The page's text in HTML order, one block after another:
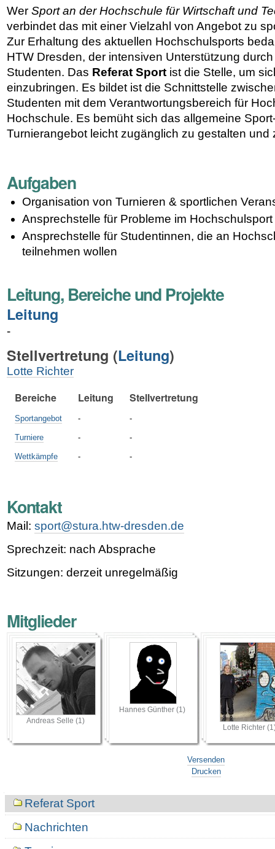
Wer Sport an der Hochschule für Wirtschaft und
verbindet das mit einer Vielzahl von Angebot zu
Zur Erhaltung des aktuellen Hochschulsports
HTW Dresden, der intensiven Unterstützung
Studenten. Das Referat Sportist die Stelle, um
einzubringen. Es bildet ist die Schnittstelle
Studenten mit dem Verantwortungsbereich für
Hochschule. Es bemüht sich das allgemeine
Turnierangebot leicht zugänglich zu gestalten und
Aufgaben
Organisation von Turnieren & sportlichen
Ansprechstelle für Probleme im Hochschulsport
Ansprechstelle für Studentinnen, die an
teilnehmen wollen
Leitung, Bereiche und Projekte
Leitung
-
Stellvertretung (Leitung)
Lotte Richter
Bereiche Leitung Stellvertretung
Sportangebot - -
Turniere - -
Wettkämpfe - -
Kontakt
Mail: sport@stura.htw-dresden.de
Sprechzeit: nach Absprache
Sitzungen: derzeit unregelmäßig
Mitglieder
Andreas Selle (1)
Hannes Günther (1)
Lotte Richter
Versenden
Drucken
NavigationReferat Sport
Nachrichten